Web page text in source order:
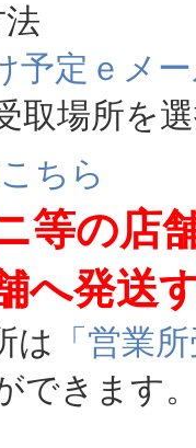
予定ｅメ
取場所を
ちら
等の店
へ発送
「営業
できます